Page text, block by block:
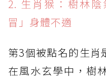
2. 生肖猴：樹林
冒」身體不適
第3個被點名的生肖
在風水玄學中，樹